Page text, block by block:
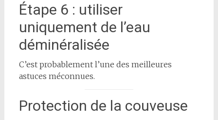
Étape 6 : utiliser
uniquement de l’eau
déminéralisée
C’est probablement l’une des meilleures
astuces méconnues.
Protection de la couveuse